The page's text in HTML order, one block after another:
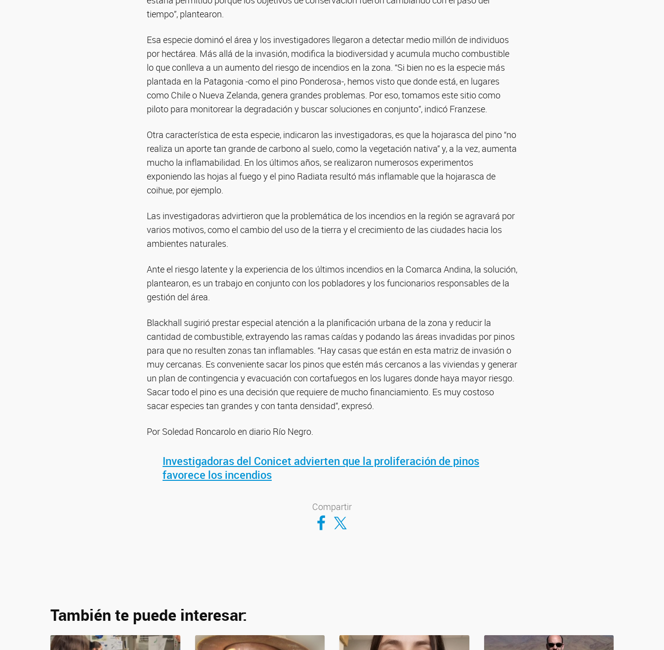
tiempo”, plantearon.
Esa especie dominó el área y los investigadores llegaron a detectar medio millón de individuos
por hectárea. Más allá de la invasión, modifica la biodiversidad y acumula mucho combustible
lo que conlleva a un aumento del riesgo de incendios en la zona. “Si bien no es la especie más
plantada en la Patagonia -como el pino Ponderosa-, hemos visto que donde está, en lugares
como Chile o Nueva Zelanda, genera grandes problemas. Por eso, tomamos este sitio como
piloto para monitorear la degradación y buscar soluciones en conjunto”, indicó Franzese.
Otra característica de esta especie, indicaron las investigadoras, es que la hojarasca del pino “no
realiza un aporte tan grande de carbono al suelo, como la vegetación nativa” y, a la vez, aumenta
mucho la inflamabilidad. En los últimos años, se realizaron numerosos experimentos
exponiendo las hojas al fuego y el pino Radiata resultó más inflamable que la hojarasca de
coihue, por ejemplo.
Las investigadoras advirtieron que la problemática de los incendios en la región se agravará por
varios motivos, como el cambio del uso de la tierra y el crecimiento de las ciudades hacia los
ambientes naturales.
Ante el riesgo latente y la experiencia de los últimos incendios en la Comarca Andina, la solución,
plantearon, es un trabajo en conjunto con los pobladores y los funcionarios responsables de la
gestión del área.
Blackhall sugirió prestar especial atención a la planificación urbana de la zona y reducir la
cantidad de combustible, extrayendo las ramas caídas y podando las áreas invadidas por pinos
para que no resulten zonas tan inflamables. “Hay casas que están en esta matriz de invasión o
muy cercanas. Es conveniente sacar los pinos que estén más cercanos a las viviendas y generar
un plan de contingencia y evacuación con cortafuegos en los lugares donde haya mayor riesgo.
Sacar todo el pino es una decisión que requiere de mucho financiamiento. Es muy costoso
sacar especies tan grandes y con tanta densidad”, expresó.
Por Soledad Roncarolo en diario Río Negro.
Investigadoras del Conicet advierten que la proliferación de pinos
favorece los incendios
Compartir
Compartir en Facebook
Compartir en Twitter
También te puede interesar: